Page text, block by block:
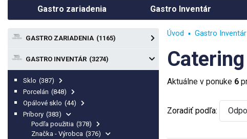
Gastro zariadenia Gastro Inventár
GASTRO ZARIADENIA (1165)
GASTRO INVENTÁR (3274)
Sklo (387)
Porcelán (848)
Opálové sklo (44)
Príbory (383)
Podľa použitia (378)
Značka - Výrobca (376)
Úvod Gastro Inventár
Catering
Aktuálne v ponuke 6
Zoradiť podľa: